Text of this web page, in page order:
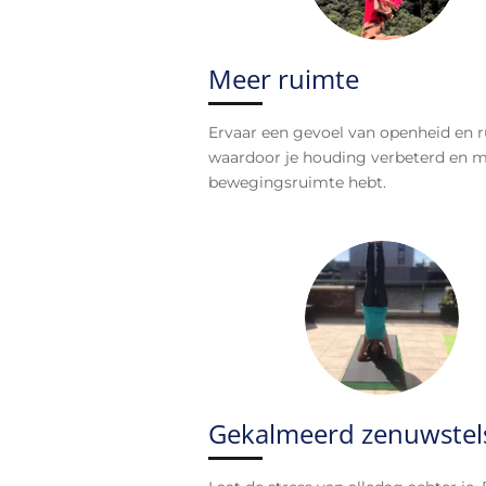
Meer ruimte
Ervaar een gevoel van openheid en
waardoor je houding verbeterd en
bewegingsruimte hebt.
Gekalmeerd